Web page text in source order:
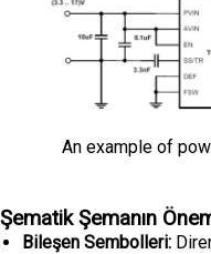
An example of
Şematik Şemanın
Bileşen Sembolleri: